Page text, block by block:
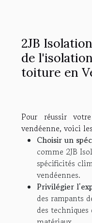
2JB
de
toiture en
Pour réussir
vendéenne, voici
Choisir un
comme 2JB
spécificités
vendéennes.
Privilégier
des rampants
des